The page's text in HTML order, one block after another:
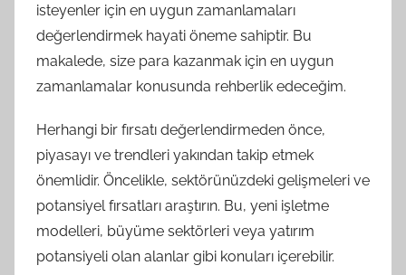
isteyenler için en uygun zamanlamaları
değerlendirmek hayati öneme sahiptir. Bu
makalede, size para kazanmak için en uygun
zamanlamalar konusunda rehberlik edeceğim.
Herhangi bir fırsatı değerlendirmeden önce,
piyasayı ve trendleri yakından takip etmek
önemlidir. Öncelikle, sektörünüzdeki gelişmeleri ve
potansiyel fırsatları araştırın. Bu, yeni işletme
modelleri, büyüme sektörleri veya yatırım
potansiyeli olan alanlar gibi konuları içerebilir.